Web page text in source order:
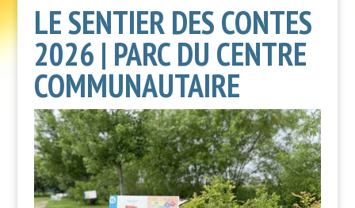
LE SENTIER DES CONTES
2026 | PARC DU CENTRE
COMMUNAUTAIRE